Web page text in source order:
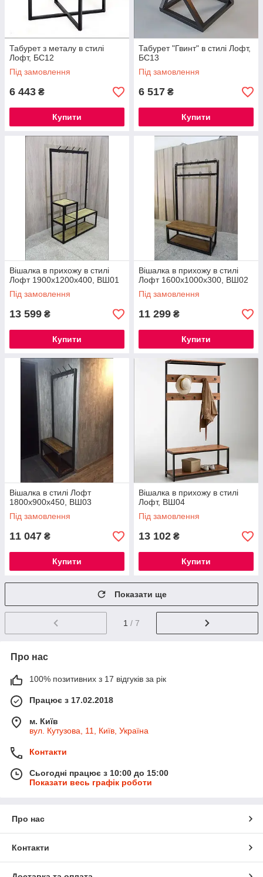
Табурет з металу в стилі
Лофт, БС12
Під замовлення
6 443 ₴
Купити
Табурет "Гвинт" в стилі Лофт,
БС13
Під замовлення
6 517 ₴
Купити
Вішалка в прихожу в стилі
Лофт 1900х1200х400, ВШ01
Під замовлення
13 599 ₴
Купити
Вішалка в прихожу в стилі
Лофт 1600х1000х300, ВШ02
Під замовлення
11 299 ₴
Купити
Вішалка в стилі Лофт
1800х900х450, ВШ03
Під замовлення
11 047 ₴
Купити
Вішалка в прихожу в стилі
Лофт, ВШ04
Під замовлення
13 102 ₴
Купити
Показати ще
1 / 7
Про нас
100% позитивних з 17 відгуків за рік
Працює з 17.02.2018
м. Київ
вул. Кутузова, 11, Київ, Україна
Контакти
Сьогодні працює з 10:00 до 15:00
Показати весь графік роботи
Про нас
Контакти